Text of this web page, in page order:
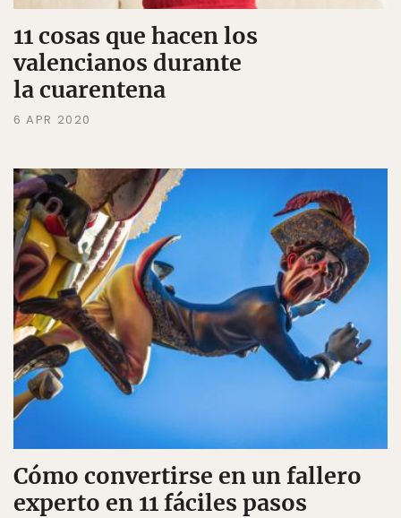
11 cosas que hacen los
valencianos durante
la cuarentena
6 APR 2020
Cómo convertirse en un fallero
experto en 11 fáciles pasos